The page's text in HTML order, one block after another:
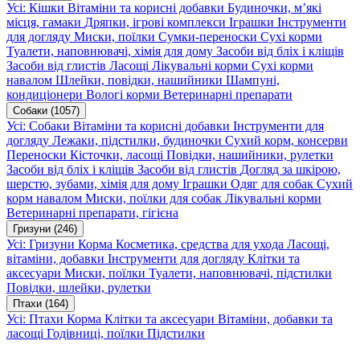
Усі: Кішки Вітаміни та корисні добавки Будиночки, м’які
місця, гамаки Дряпки, ігрові комплекси Іграшки Інструменти
для догляду Миски, поїлки Сумки-переноски Сухі корми
Туалети, наповнювачі, хімія для дому Засоби від бліх і кліщів
Засоби від глистів Ласощі Лікувальні корми Сухі корми
навалом Шлейки, повідки, нашийники Шампуні,
кондиціонери Вологі корми Ветеринарні препарати
Собаки (1057)
Усі: Собаки Вітаміни та корисні добавки Інструменти для
догляду Лежаки, підстилки, будиночки Сухий корм, консерви
Переноски Кісточки, ласощі Повідки, нашийники, рулетки
Засоби від бліх і кліщів Засоби від глистів Догляд за шкірою,
шерстю, зубами, хімія для дому Іграшки Одяг для собак Сухий
корм навалом Миски, поїлки для собак Лікувальні корми
Ветеринарні препарати, гігієна
Гризуни (246)
Усі: Гризуни Корма Косметика, средства для ухода Ласощі,
вітаміни, добавки Інструменти для догляду Клітки та
аксесуари Миски, поїлки Туалети, наповнювачі, підстилки
Повідки, шлейки, рулетки
Птахи (164)
Усі: Птахи Корма Клітки та аксесуари Вітаміни, добавки та
ласощі Годівниці, поїлки Підстилки